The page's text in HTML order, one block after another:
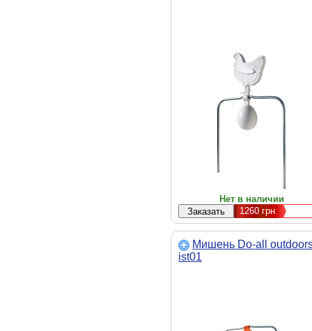
Нет в наличии
1260 грн
Мишень Do-all
ist01